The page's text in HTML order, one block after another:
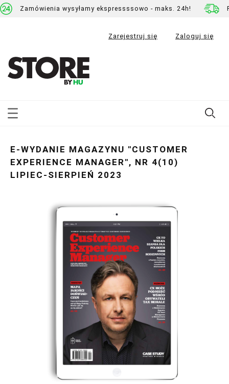
Zamówienia wysyłamy ekspressssowo - maks. 24h!
Zarejestruj się Zaloguj się
E-WYDANIE MAGAZYNU "CUSTOMER
EXPERIENCE MANAGER", NR 4(10)
LIPIEC-SIERPIEŃ 2023